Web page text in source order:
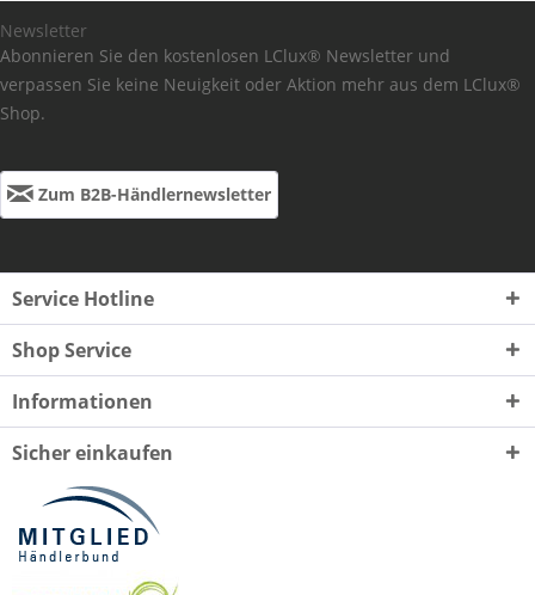
Newsletter
Abonnieren Sie den kostenlosen LClux® Newsletter und
verpassen Sie keine Neuigkeit oder Aktion mehr aus dem LClux®
Shop.
Zum B2B-Händlernewsletter
Service Hotline
Shop Service
Informationen
Sicher einkaufen